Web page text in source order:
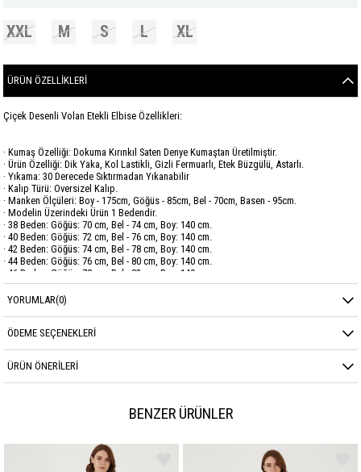
XXL M S L XL
ÜRÜN ÖZELLIKLERI
Çiçek Desenli Volan Etekli Elbise Özellikleri:
· Kumaş Özelliği: Dokuma Kırınkıl Saten Denye Kumaştan Üretilmiştir.
· Ürün Özelliği: Dik Yaka, Kol Lastikli, Gizli Fermuarlı, Etek Büzgülü, Astarlı.
· Yıkama: 30 Derecede Sıktırmadan Yıkanabilir
· Kalıp Türü: Oversizel Kalıp.
· Manken Ölçüleri: Boy - 175cm, Göğüs - 85cm, Bel - 70cm, Basen - 95cm.
· Modelin Üzerindeki Ürün 1 Bedendir.
· 38 Beden: Göğüs: 70 cm, Bel - 74 cm, Boy: 140 cm.
· 40 Beden: Göğüs: 72 cm, Bel - 76 cm, Boy: 140 cm.
· 42 Beden: Göğüs: 74 cm, Bel - 78 cm, Boy: 140 cm.
· 44 Beden: Göğüs: 76 cm, Bel - 80 cm, Boy: 140 cm.
· 46 Beden: Göğüs: 78 cm, Bel - 82 cm, Boy: 140 cm.
Marka
Sezon
YORUMLAR(0)
ÖDEME SEÇENEKLERI
ÜRÜN ÖNERILERI
BENZER ÜRÜNLER